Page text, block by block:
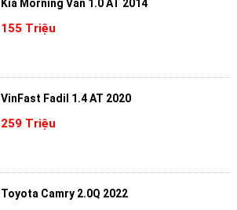
Kia Morning Van 1.0 AT 2014
155 Triệu
VinFast Fadil 1.4 AT 2020
259 Triệu
Toyota Camry 2.0Q 2022